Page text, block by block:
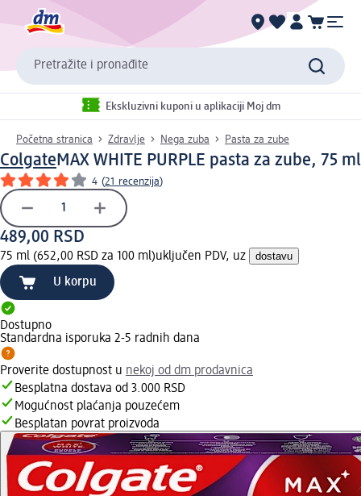
Pretražite i pronađite
Ekskluzivni kuponi u aplikaciji Moj dm
Početna stranica Zdravlje Nega zuba Pasta za zube
ColgateMAX WHITE PURPLE pasta za zube, 75 ml
4 (21 recenzija)
489,00 RSD
75 ml (652,00 RSD za 100 ml)uključen PDV, uz dostavu
U korpu
Dostupno
Standardna isporuka 2-5 radnih dana
Proverite dostupnost u nekoj od dm prodavnica
Besplatna dostava od 3.000 RSD
Mogućnost plaćanja pouzećem
Besplatan povrat proizvoda